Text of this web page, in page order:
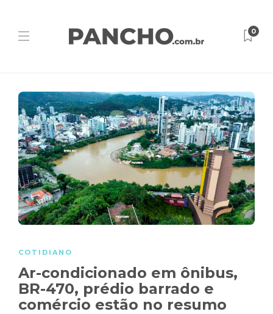
0
COTIDIANO
Ar-condicionado em ônibus,
BR-470, prédio barrado e
comércio estão no resumo